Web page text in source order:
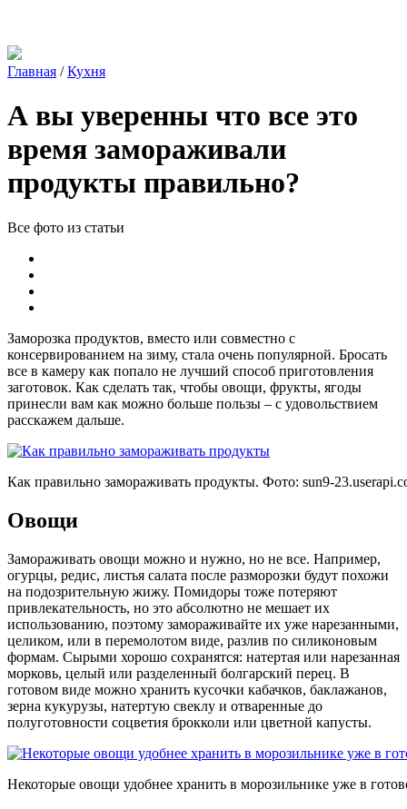
Главная /Кухня
А вы уверенны что все это
время замораживали
продукты правильно?
Все фото из статьи
Заморозка продуктов, вместо или совместно с
консервированием на зиму, стала очень популярной. Бросать
все в камеру как попало не лучший способ приготовления
заготовок. Как сделать так, чтобы овощи, фрукты, ягоды
принесли вам как можно больше пользы – с удовольствием
расскажем дальше.
Как правильно замораживать продукты. Фото: sun9-
Овощи
Замораживать овощи можно и нужно, но не все. Например,
огурцы, редис, листья салата после разморозки будут похожи
на подозрительную жижу. Помидоры тоже потеряют
привлекательность, но это абсолютно не мешает их
использованию, поэтому замораживайте их уже нарезанными,
целиком, или в перемолотом виде, разлив по силиконовым
формам. Сырыми хорошо сохранятся: натертая или нарезанная
морковь, целый или разделенный болгарский перец. В
готовом виде можно хранить кусочки кабачков, баклажанов,
зерна кукурузы, натертую свеклу и отваренные до
полуготовности соцветия брокколи или цветной капусты.
Некоторые овощи удобнее хранить в морозильнике уже в